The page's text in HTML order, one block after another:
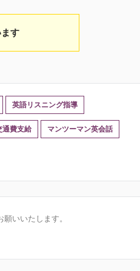
す
英語リスニング指導
通費支給 マンツーマン英会話
いいたします。